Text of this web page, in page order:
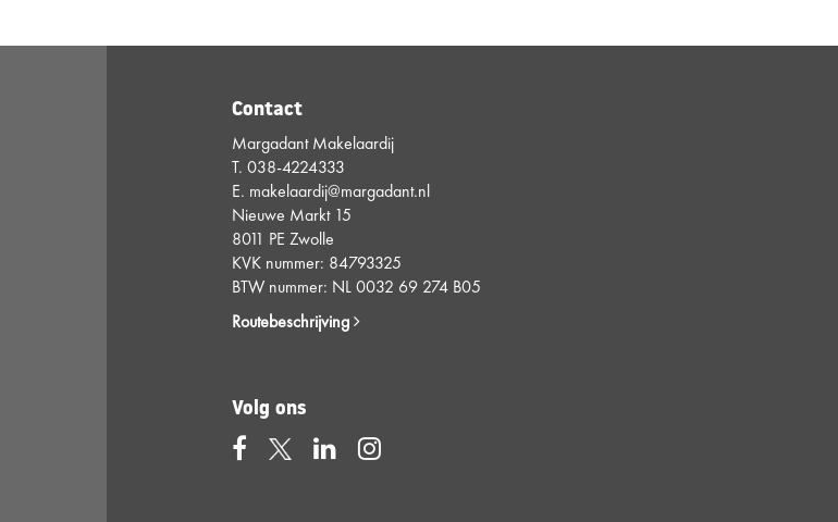
Contact
Margadant Makelaardij
T. 038-4224333
E. makelaardij@margadant.nl
Nieuwe Markt 15
8011 PE Zwolle
KVK nummer: 84793325
BTW nummer: NL 0032 69 274 B05
Routebeschrijving
Volg ons